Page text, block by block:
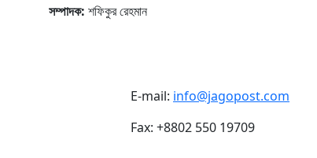
সম্পাদক: শফিকুর রেহমান
E-mail: info@jagopost.com
Fax: +8802 550 19709